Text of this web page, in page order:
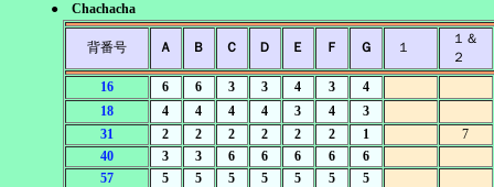
● Chachacha
背番号 Ａ Ｂ Ｃ Ｄ Ｅ Ｆ Ｇ １
１＆
２
16
6 6 3 3 4 3
4
18
4 4 4 4 3 4
3
31
2 2 2 2 2 2 1
7
40
3 3 6 6 6 6
6
57
5 5 5 5 5 5
5